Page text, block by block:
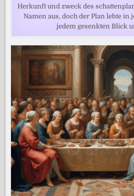
Herkunft und zweck des
Namen aus, doch der Plan lebte in
jedem gesenkten Blick